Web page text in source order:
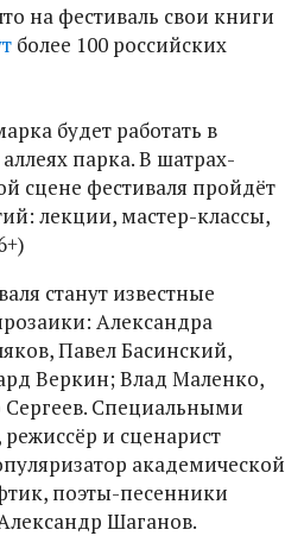
на фестиваль свои книги
более 100 российских
будет работать в
парка. В шатрах-
сцене фестиваля пройдёт
лекции, мастер-классы,
станут известные
Александра
Павел Басинский,
Веркин; Влад Маленко,
Сергеев. Специальными
режиссёр и сценарист
академической
поэты-песенники
Шаганов.